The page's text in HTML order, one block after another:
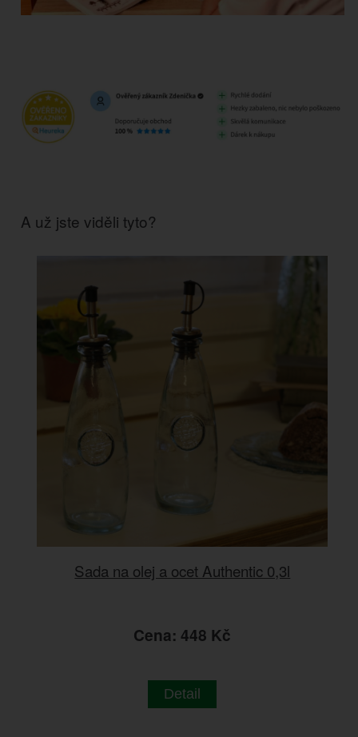
A už jste viděli tyto?
Sada na olej a ocet Authentic 0,3l
Cena: 448 Kč
Detail